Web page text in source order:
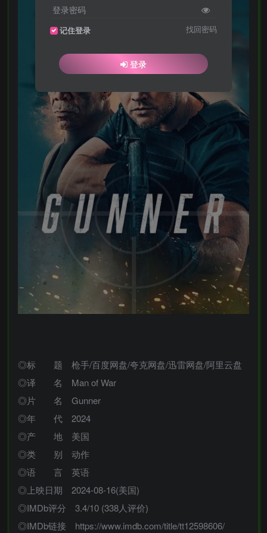
◎标 题 枪手/百度网盘/夸克网盘/迅雷网盘/阿里云盘
◎译 名 Man of War
◎片 名 Gunner
◎年 代 2024
◎产 地 美国
◎类 别 动作
◎语 言 英语
◎上映日期 2024-08-16(美国)
◎IMDb评分 3.4/10 (338人评价)
◎IMDb链接 https://www.imdb.com/title/tt12598606/
登录密码
记住登录 找回密码
登录